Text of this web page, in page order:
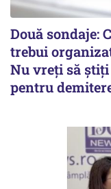
Două sondaje:
trebui
Nu vreți să
pentru